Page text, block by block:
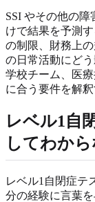
SSI やその他の
けで結果を予測
の制限、財務上
の日常活動にど
学校チーム、医
に合う要件を解
レベル1自
してわか
レベル1自閉症テ
分の経験に言葉